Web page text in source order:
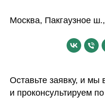
Москва, Пакгаузное
Оставьте заявку, и мы
и проконсультируем